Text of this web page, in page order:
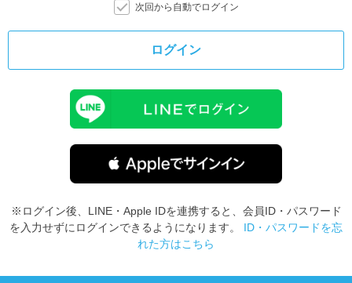
次回から自動でログイン
ログイン
※ログイン後、LINE・Apple IDを連携すると、会員ID・パスワード
を入力せずにログインできるようになります。 ID・パスワードを忘
れた方はこちら